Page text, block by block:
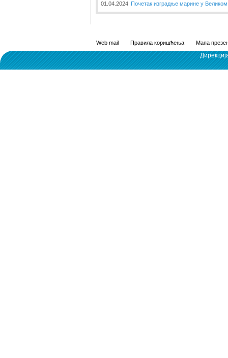
01.04.2024 Почетак изградње марине у
Web mail Правила коришћења Мапа